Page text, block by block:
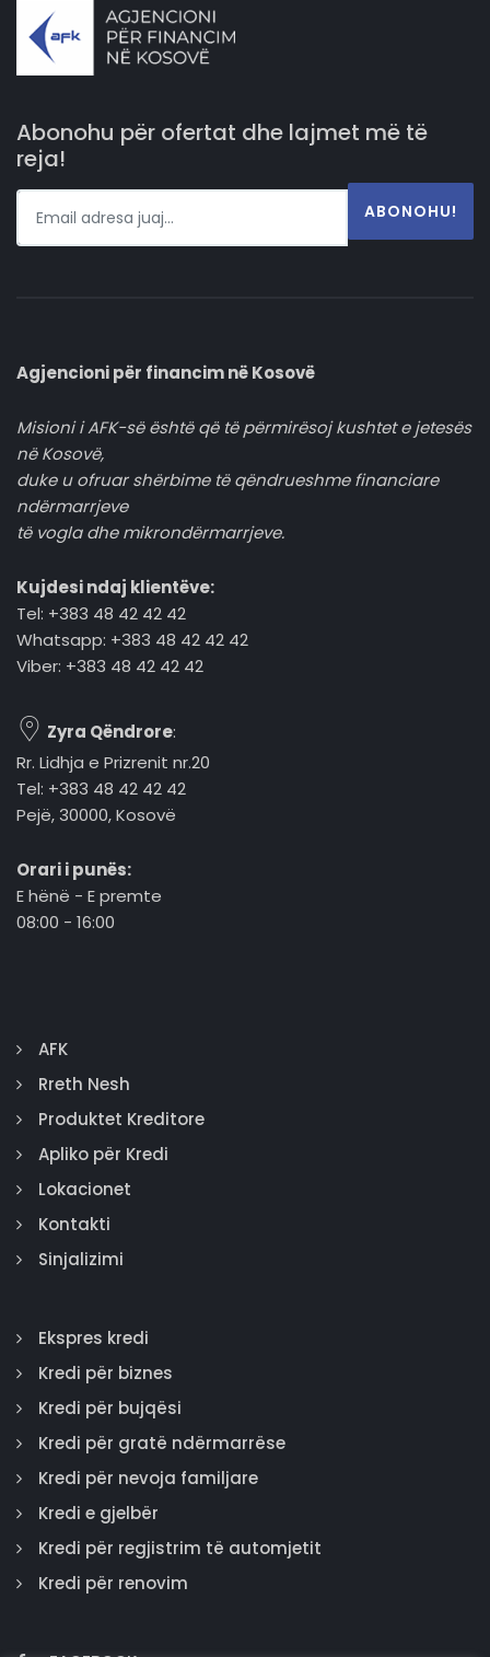
Abonohu për ofertat dhe lajmet më të
reja!
ABONOHU!
Agjencioni për financim në Kosovë
Misioni i AFK-së është që të përmirësoj kushtet e jetesës
në Kosovë,
duke u ofruar shërbime të qëndrueshme financiare
ndërmarrjeve
të vogla dhe mikrondërmarrjeve.
Kujdesi ndaj klientëve:
Tel: +383 48 42 42 42
Whatsapp: +383 48 42 42 42
Viber: +383 48 42 42 42
Zyra Qëndrore:
Rr. Lidhja e Prizrenit nr.20
Tel: +383 48 42 42 42
Pejë, 30000, Kosovë
Orari i punës:
E hënë - E premte
08:00 - 16:00
AFK
Rreth Nesh
Produktet Kreditore
Apliko për Kredi
Lokacionet
Kontakti
Sinjalizimi
Ekspres kredi
Kredi për biznes
Kredi për bujqësi
Kredi për gratë ndërmarrëse
Kredi për nevoja familjare
Kredi e gjelbër
Kredi për regjistrim të automjetit
Kredi për renovim